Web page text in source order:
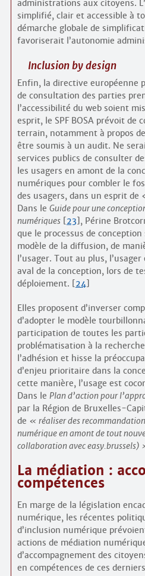
administrations aux citoyens.
simplifié, clair et accessible à
démarche globale de
favoriserait l’autonomie
Inclusion by design
Enfin, la directive européenne
de consultation des parties
l’accessibilité du web soient
esprit, le SPF BOSA prévoit de
terrain, notamment à propos
être soumis à un audit. Ne
services publics de consulter
les usagers en amont de la
numériques pour combler le
des usagers, dans un esprit de
Dans le Guide pour une
numériques[ 23 , Périne
que le processus de
modèle de la diffusion, de
l’usager. Tout au plus,
aval de la conception, lors de
déploiement.
24]
Elles proposent d’inverser
d’adopter le modèle
participation de toutes les
problématisation à la
l’adhésion et hisse la
d’enjeu prioritaire dans la
cette manière, l’usage est
Dans le Plan d’action pour
par la Région de Bruxelles-
de
réaliser des
numérique en amont de tout
collaboration avec easy.brussels)
La médiation :
compétences
En marge de la législation
numérique, les récentes
d’inclusion numérique
actions de médiation
d’accompagnement des
en compétences de ces